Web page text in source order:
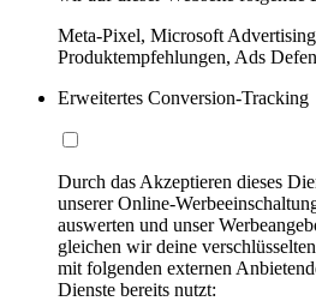
Meta-Pixel, Microsoft
Produktempfehlungen, Ads
Erweitertes Conversion-Tracking
Durch das Akzeptieren dieses
unserer Online-
auswerten und unser
gleichen wir deine
mit folgenden externen
Dienste bereits nutzt: